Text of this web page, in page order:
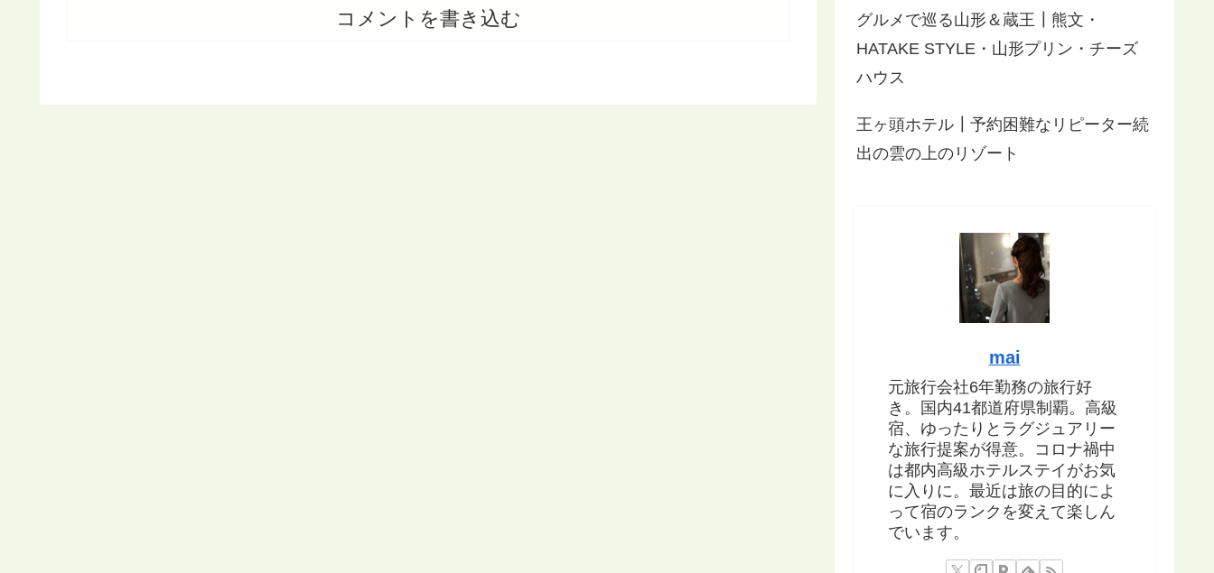
コメントを書き込む
グルメで巡る山形＆蔵王┃熊文・
HATAKE STYLE・山形プリン・チーズ
ハウス
王ヶ頭ホテル┃予約困難なリピーター続
出の雲の上のリゾート
mai
元旅行会社6年勤務の旅行好
き。国内41都道府県制覇。高級
宿、ゆったりとラグジュアリー
な旅行提案が得意。コロナ禍中
は都内高級ホテルステイがお気
に入りに。最近は旅の目的によ
って宿のランクを変えて楽しん
でいます。